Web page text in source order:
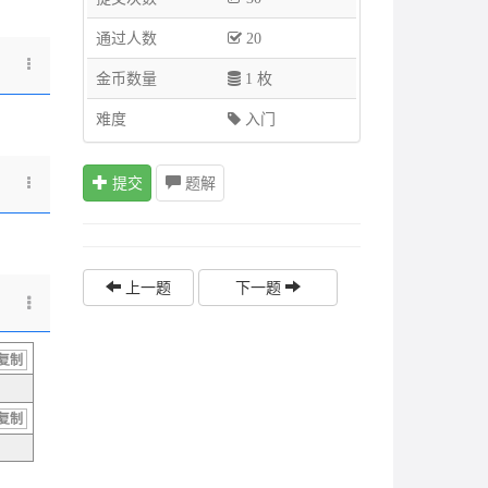
制
制
通过人数 20
金币数量 1 枚
难度 入门
提交 题解
上一题 下一题